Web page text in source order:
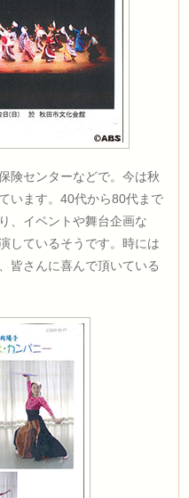
険センターなどで。今は秋
います。40代から80代まで
、イベントや舞台企画な
しているそうです。時には
皆さんに喜んで頂いている